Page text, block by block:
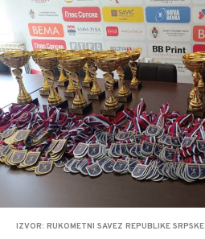
IZVOR: RUKOMETNI SAVEZ REPUBLIKE SRPSKE